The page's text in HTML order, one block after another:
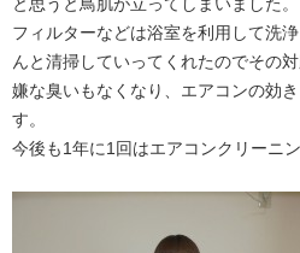
フィルターなどは浴室を利用して洗
んと清掃していってくれたのでその
嫌な臭いもなくなり、エアコンの効
す。
今後も1年に1回はエアコンクリーニ